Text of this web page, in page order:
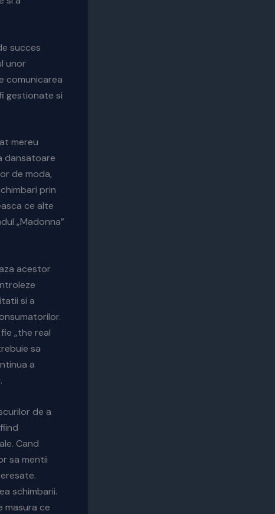
succes
unor
comunicarea
gestionate si
mereu
dansatoare
de moda,
prin
ce alte
„Madonna”
acestor
si a
„the real
sa
a
de a
Cand
sa mentii
schimbarii.
masura ce